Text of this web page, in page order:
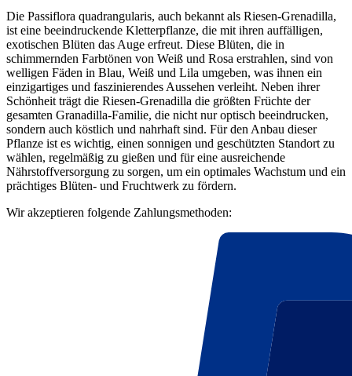
Die Passiflora quadrangularis, auch bekannt als Riesen-Grenadilla,
ist eine beeindruckende Kletterpflanze, die mit ihren auffälligen,
exotischen Blüten das Auge erfreut. Diese Blüten, die in
schimmernden Farbtönen von Weiß und Rosa erstrahlen, sind von
welligen Fäden in Blau, Weiß und Lila umgeben, was ihnen ein
einzigartiges und faszinierendes Aussehen verleiht. Neben ihrer
Schönheit trägt die Riesen-Grenadilla die größten Früchte der
gesamten Granadilla-Familie, die nicht nur optisch beeindrucken,
sondern auch köstlich und nahrhaft sind. Für den Anbau dieser
Pflanze ist es wichtig, einen sonnigen und geschützten Standort zu
wählen, regelmäßig zu gießen und für eine ausreichende
Nährstoffversorgung zu sorgen, um ein optimales Wachstum und ein
prächtiges Blüten- und Fruchtwerk zu fördern.
Wir akzeptieren folgende Zahlungsmethoden: